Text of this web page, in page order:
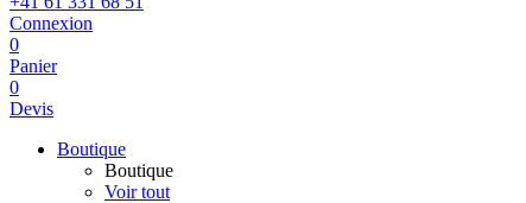
Connexion
0
Panier
0
Devis
Boutique
Boutique
Voir tout